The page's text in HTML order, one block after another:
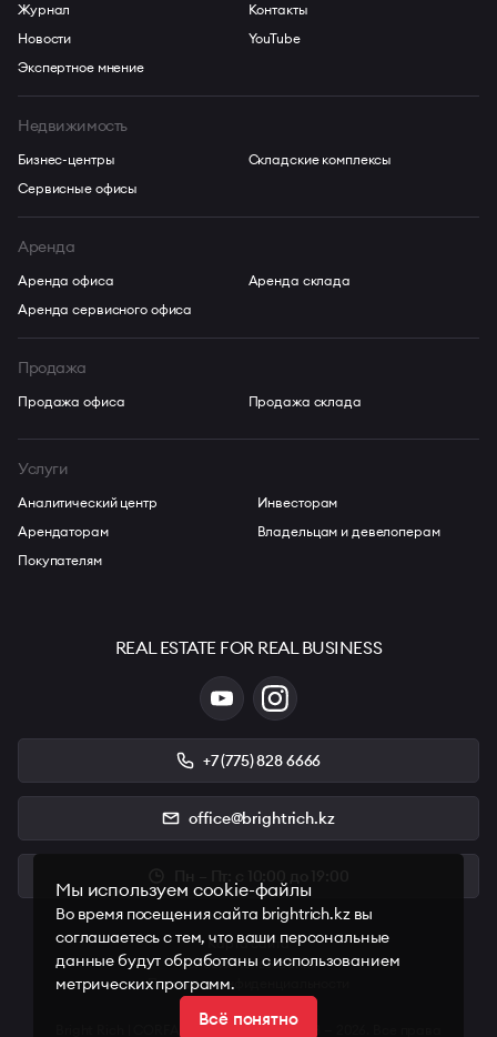
Журнал
Новости
Экспертное мнение
Контакты
YouTube
Недвижимость
Бизнес-центры
Сервисные офисы
Складские комплексы
Аренда
Аренда офиса
Аренда сервисного офиса
Аренда склада
Продажа
Продажа офиса Продажа склада
Услуги
Аналитический центр
Арендаторам
Покупателям
Инвесторам
Владельцам и девелоперам
REAL ESTATE FOR REAL BUSINESS
+7 (775) 828 6666
office@brightrich.kz
Bright Rich | CORFAC International © 2008 — 2026. Все права
Карта сайта
Условия пользования
Политика конфиденциальности
Мы используем cookie-файлы
Во время посещения сайта brightrich.kz вы
соглашаетесь с тем, что ваши персональные
данные будут обработаны с использованием
метрических программ.
Всё понятно